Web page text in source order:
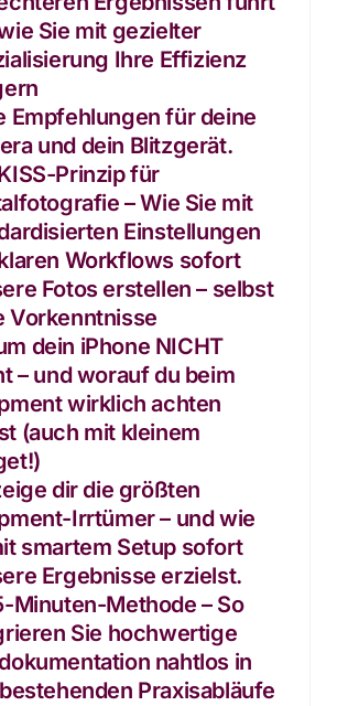
Sie mit gezielter
Ihre Effizienz
Empfehlungen für deine
und dein Blitzgerät.
Prinzip für
– Wie Sie mit
Einstellungen
Workflows sofort
Fotos erstellen – selbst
Vorkenntnisse
dein iPhone NICHT
– und worauf du beim
wirklich achten
(auch mit kleinem
dir die größten
Irrtümer – und wie
smartem Setup sofort
Ergebnisse erzielst.
Minuten-Methode – So
Sie hochwertige
nahtlos in
Praxisabläufe